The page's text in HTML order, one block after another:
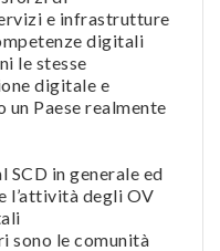
e infrastrutture
digitali
le stesse
digitale e
Paese realmente
in generale ed
l’attività degli OV
sono le comunità